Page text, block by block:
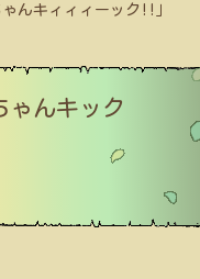
んキィィィーック!!」
ゃんキック